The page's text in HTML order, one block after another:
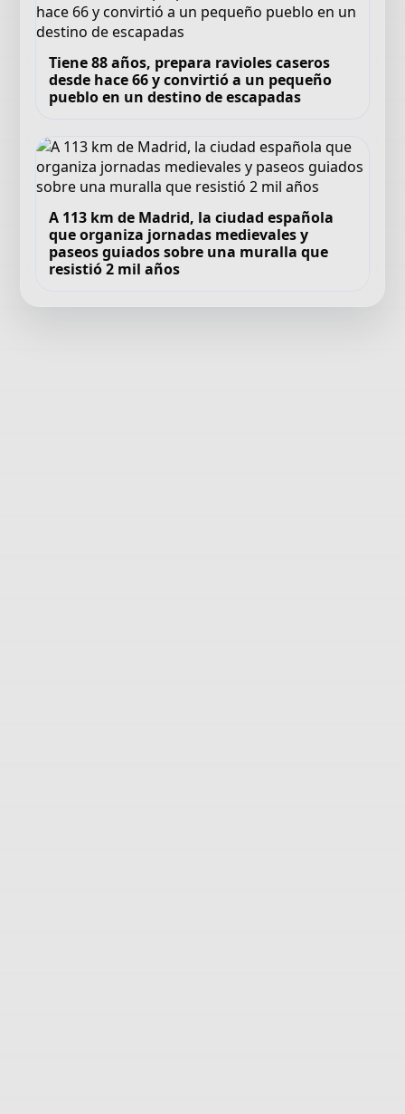
Tiene 88 años, prepara ravioles caseros
desde hace 66 y convirtió a un pequeño
pueblo en un destino de escapadas
A 113 km de Madrid, la ciudad española
que organiza jornadas medievales y
paseos guiados sobre una muralla que
resistió 2 mil años